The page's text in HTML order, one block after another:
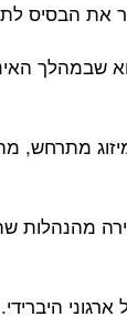
את הבסיס
שבמהלך
מתרחש,
מהנהלות
ארגוני